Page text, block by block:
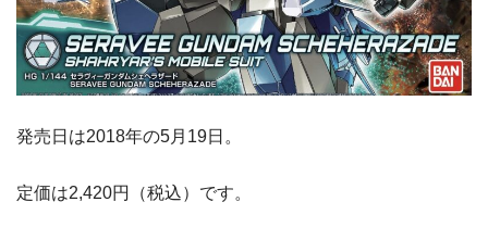
発売日は2018年の5月19日。
定価は2,420円（税込）です。